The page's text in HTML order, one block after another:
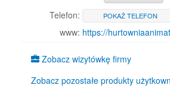
Telefon:
POKAŻ TELEFON
www: https://
Zobacz wizytówkę firmy
Zobacz pozostałe produkty